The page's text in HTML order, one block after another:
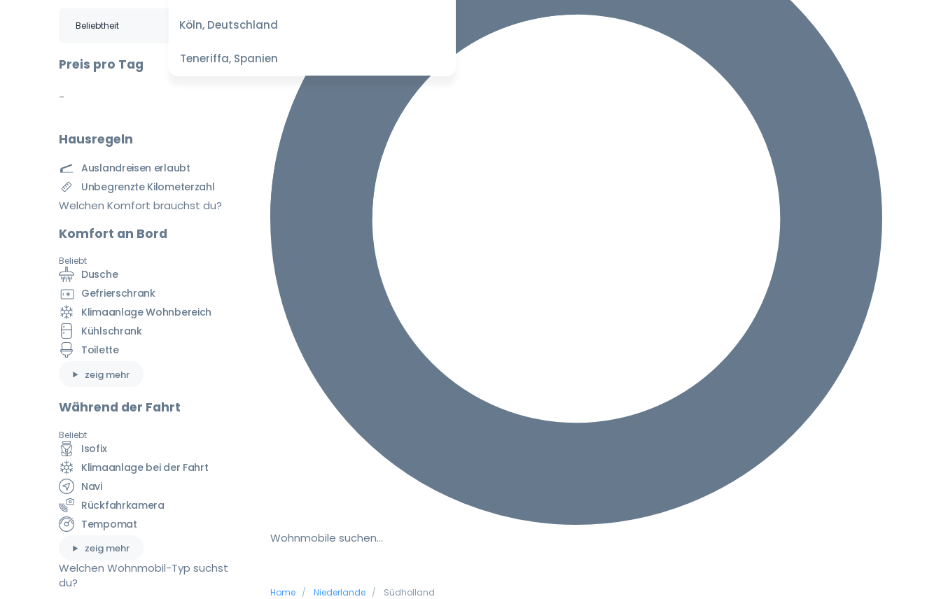
Köln, Deutschland
Teneriffa, Spanien
Wohnmobile suchen…
Home Niederlande Südholland
Preis pro Tag
-
Hausregeln
Auslandreisen erlaubt
Unbegrenzte Kilometerzahl
Welchen Komfort brauchst du?
Komfort an Bord
Beliebt
Dusche
Gefrierschrank
Klimaanlage Wohnbereich
Kühlschrank
Toilette
zeig mehr
Während der Fahrt
Beliebt
Isofix
Klimaanlage bei der Fahrt
Navi
Rückfahrkamera
Tempomat
zeig mehr
Welchen Wohnmobil-Typ suchst
du?